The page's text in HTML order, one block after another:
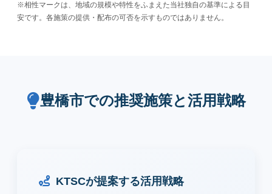
※相性マークは、地域の規模や特性をふまえた当社独自の基準による目
安です。各施策の提供・配布の可否を示すものではありません。
豊橋市での推奨施策と活用戦略
KTSCが提案する活用戦略